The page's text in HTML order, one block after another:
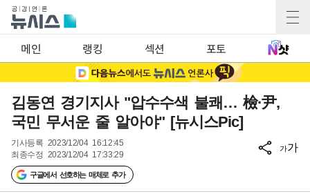
메인 랭킹 섹션 포토
김동연 경기지사 "압수수색 불쾌… 檢·尹,
국민 무서운 줄 알아야" [뉴시스Pic]
기사등록 2023/12/04 16:12:45
최종수정 2023/12/04 17:33:29
구글에서 선호하는 매체로 추가
가가